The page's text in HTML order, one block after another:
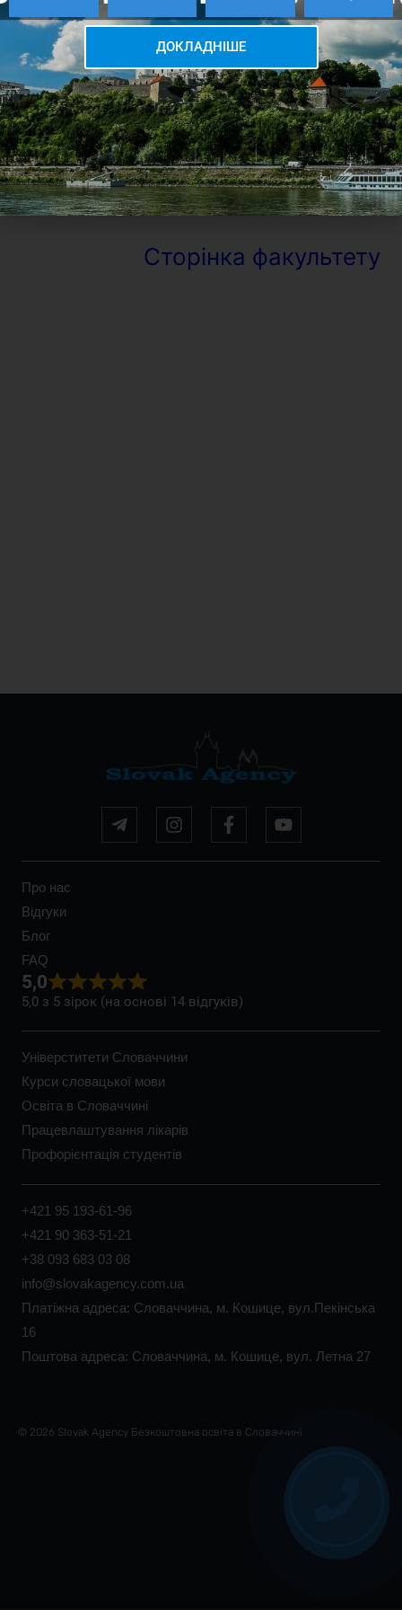
– Технологія обробки
[/acc_item] [/accordion]
Документи, необхідні для
вступу
Сторінка факультету
Про нас
Відгуки
Блог
FAQ
5,0
5,0 з 5 зірок (на основі 14 відгуків)
Універститети Словаччини
Курси словацької мови
Освіта в Словаччині
Працевлаштування лікарів
Профорієнтація студентів
+421 95 193-61-96
+421 90 363-51-21
+38 093 683 03 08
info@slovakagency.com.ua
Платіжна адреса: Словаччина, м. Кошице, вул.Пекінська
16
Поштова адреса: Словаччина, м. Кошице, вул. Летна 27
© 2026 Slovak Agency Безкоштовна освіта в Словаччині
ДОКЛАДНІШЕ